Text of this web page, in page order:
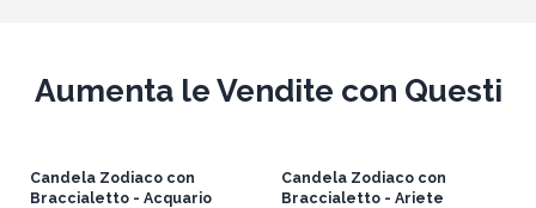
Aumenta le Vendite con Questi
Candela Zodiaco con
Braccialetto - Acquario
Candela Zodiaco con
Braccialetto - Ariete